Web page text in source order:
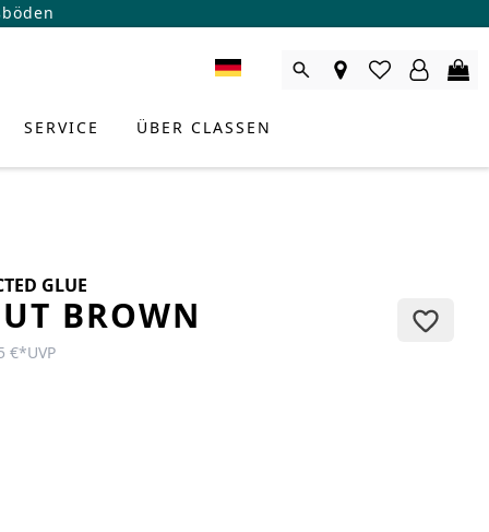
SERVICE ÜBER CLASSEN
GLUE
BROWN
€*UVP